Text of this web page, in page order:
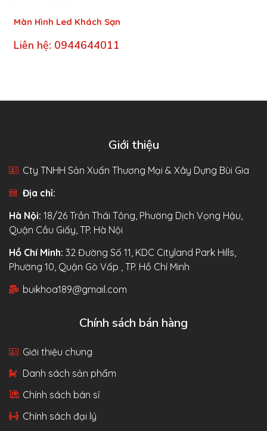
Màn Hình Led Khách Sạn
Liên hệ: 0944644011
Giới thiệu
Cty TNHH Sản Xuấn Thương Mại & Xây Dựng Bùi Gia
Địa chỉ:
Hà Nội: 18/26 Trần Thái Tông, Phường Dịch Vọng Hậu,
Quận Cầu Giấy, TP. Hà Nội
Hồ Chí Minh: 32 Đường Số 11, KDC Cityland Park Hills,
Phường 10, Quận Gò Vấp , TP. Hồ Chí Minh
buikhoa189@gmail.com
Chính sách bán hàng
Giới thiệu chung
Danh sách sản phẩm
Chính sách bán sỉ
Chính sách đại lý